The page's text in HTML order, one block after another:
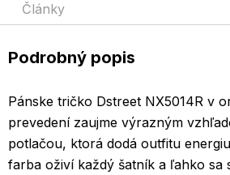
Články
Podrobný popis
Pánske tričko Dstreet NX5014R v
prevedení zaujme výrazným
potlačou, ktorá dodá outfitu
farba oživí každý šatník a ľahko sa